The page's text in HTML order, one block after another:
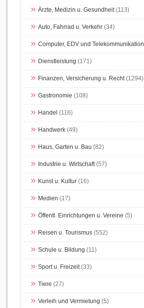
Ärzte, Medizin u. Gesundheit(113)
Auto, Fahrrad u. Verkehr (34)
Computer, EDV und Telekommunikation
Dienstleistung (171)
Finanzen, Versicherung u. Recht(1294)
Gastronomie (108)
Handel (116)
Handwerk (49)
Haus, Garten u. Bau (82)
Industrie u. Wirtschaft(57)
Kunst u. Kultur (16)
Medien (17)
Öffentl. Einrichtungen u. Vereine (5)
Reisen u. Tourismus (552)
Schule u. Bildung (11)
Sport u. Freizeit(33)
Tiere (27)
Verleih und Vermietung (5)